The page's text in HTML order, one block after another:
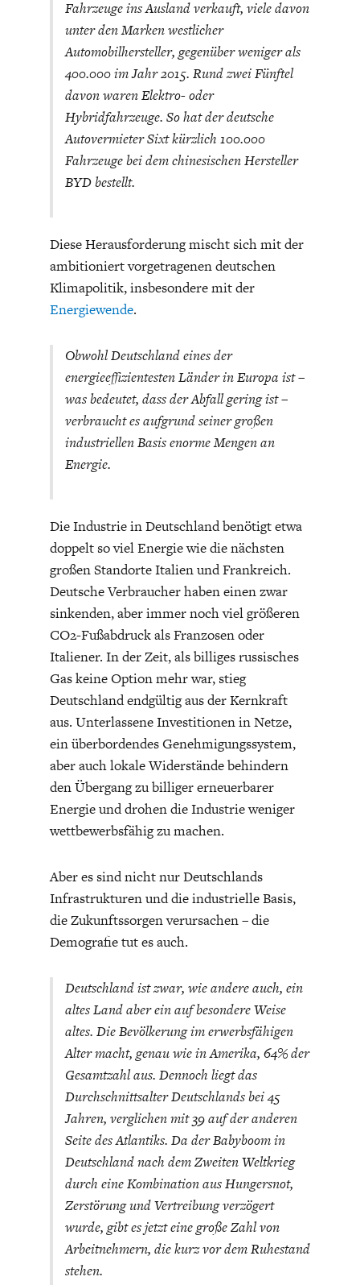
Fahrzeuge ins Ausland verkauft, viele davon
unter den Marken westlicher
Automobilhersteller, gegenüber weniger als
400.000 im Jahr 2015. Rund zwei Fünftel
davon waren Elektro- oder
Hybridfahrzeuge. So hat der deutsche
Autovermieter Sixt kürzlich 100.000
Fahrzeuge bei dem chinesischen Hersteller
BYD bestellt.
Diese Herausforderung mischt sich mit der
ambitioniert vorgetragenen deutschen
Klimapolitik, insbesondere mit der
Energiewende.
Obwohl Deutschland eines der
energieeffizientesten Länder in Europa ist –
was bedeutet, dass der Abfall gering ist –
verbraucht es aufgrund seiner großen
industriellen Basis enorme Mengen an
Energie.
Die Industrie in Deutschland benötigt etwa
doppelt so viel Energie wie die nächsten
großen Standorte Italien und Frankreich.
Deutsche Verbraucher haben einen zwar
sinkenden, aber immer noch viel größeren
CO2-Fußabdruck als Franzosen oder
Italiener. In der Zeit, als billiges russisches
Gas keine Option mehr war, stieg
Deutschland endgültig aus der Kernkraft
aus. Unterlassene Investitionen in Netze,
ein überbordendes Genehmigungssystem,
aber auch lokale Widerstände behindern
den Übergang zu billiger erneuerbarer
Energie und drohen die Industrie weniger
wettbewerbsfähig zu machen.
Aber es sind nicht nur Deutschlands
Infrastrukturen und die industrielle Basis,
die Zukunftssorgen verursachen – die
Demografie tut es auch.
Deutschland ist zwar, wie andere auch, ein
altes Land aber ein auf besondere Weise
altes. Die Bevölkerung im erwerbsfähigen
Alter macht, genau wie in Amerika, 64% der
Gesamtzahl aus. Dennoch liegt das
Durchschnittsalter Deutschlands bei 45
Jahren, verglichen mit 39 auf der anderen
Seite des Atlantiks. Da der Babyboom in
Deutschland nach dem Zweiten Weltkrieg
durch eine Kombination aus Hungersnot,
Zerstörung und Vertreibung verzögert
wurde, gibt es jetzt eine große Zahl von
Arbeitnehmern, die kurz vor dem Ruhestand
stehen.